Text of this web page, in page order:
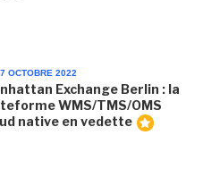
OCTOBRE 2022
Exchange Berlin : la
WMS/TMS/OMS
native en vedette